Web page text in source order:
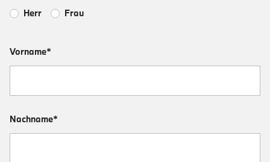
Herr Frau
Vorname*
Nachname*